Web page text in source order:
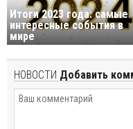
Итоги 2023 года: самые
интересные события в
мире
НОВОСТИ Добавить